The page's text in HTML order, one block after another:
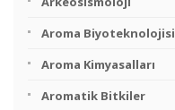
Aroma Biyoteknolojisi
Aroma Kimyasalları
Aromatik Bitkiler